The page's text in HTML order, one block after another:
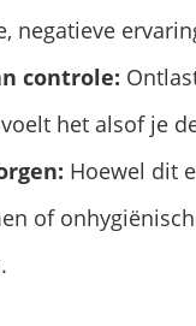
negatieve
controle:
het alsof je
Hoewel dit
of